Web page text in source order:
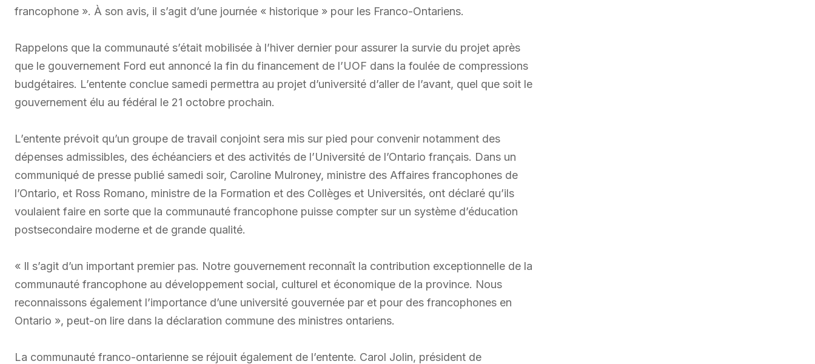
francophone ». À son avis, il s’agit d’une journée « historique » pour les Franco-Ontariens.
Rappelons que la communauté s’était mobilisée à l’hiver dernier pour assurer la survie du projet après
que le gouvernement Ford eut annoncé la fin du financement de l’UOF dans la foulée de compressions
budgétaires. L’entente conclue samedi permettra au projet d’université d’aller de l’avant, quel que soit le
gouvernement élu au fédéral le 21 octobre prochain.
L’entente prévoit qu’un groupe de travail conjoint sera mis sur pied pour convenir notamment des
dépenses admissibles, des échéanciers et des activités de l’Université de l’Ontario français. Dans un
communiqué de presse publié samedi soir, Caroline Mulroney, ministre des Affaires francophones de
l’Ontario, et Ross Romano, ministre de la Formation et des Collèges et Universités, ont déclaré qu’ils
voulaient faire en sorte que la communauté francophone puisse compter sur un système d’éducation
postsecondaire moderne et de grande qualité.
« Il s’agit d’un important premier pas. Notre gouvernement reconnaît la contribution exceptionnelle de la
communauté francophone au développement social, culturel et économique de la province. Nous
reconnaissons également l’importance d’une université gouvernée par et pour des francophones en
Ontario », peut-on lire dans la déclaration commune des ministres ontariens.
La communauté franco-ontarienne se réjouit également de l’entente. Carol Jolin, président de